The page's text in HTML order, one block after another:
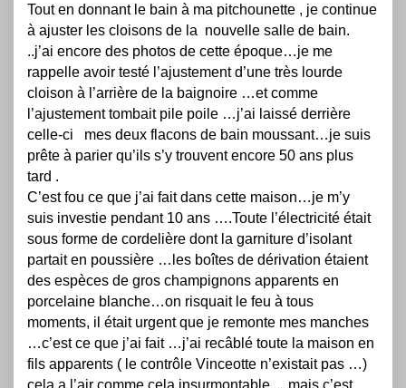
Tout en donnant le bain à ma pitchounette , je continue
à ajuster les cloisons de la nouvelle salle de bain.
..j’ai encore des photos de cette époque…je me
rappelle avoir testé l’ajustement d’une très lourde
cloison à l’arrière de la baignoire …et comme
l’ajustement tombait pile poile …j’ai laissé derrière
celle-ci mes deux flacons de bain moussant…je suis
prête à parier qu’ils s’y trouvent encore 50 ans plus
tard .
C’est fou ce que j’ai fait dans cette maison…je m’y
suis investie pendant 10 ans ….Toute l’électricité était
sous forme de cordelière dont la garniture d’isolant
partait en poussière …les boîtes de dérivation étaient
des espèces de gros champignons apparents en
porcelaine blanche…on risquait le feu à tous
moments, il était urgent que je remonte mes manches
…c’est ce que j’ai fait …j’ai recâblé toute la maison en
fils apparents ( le contrôle Vinceotte n’existait pas …)